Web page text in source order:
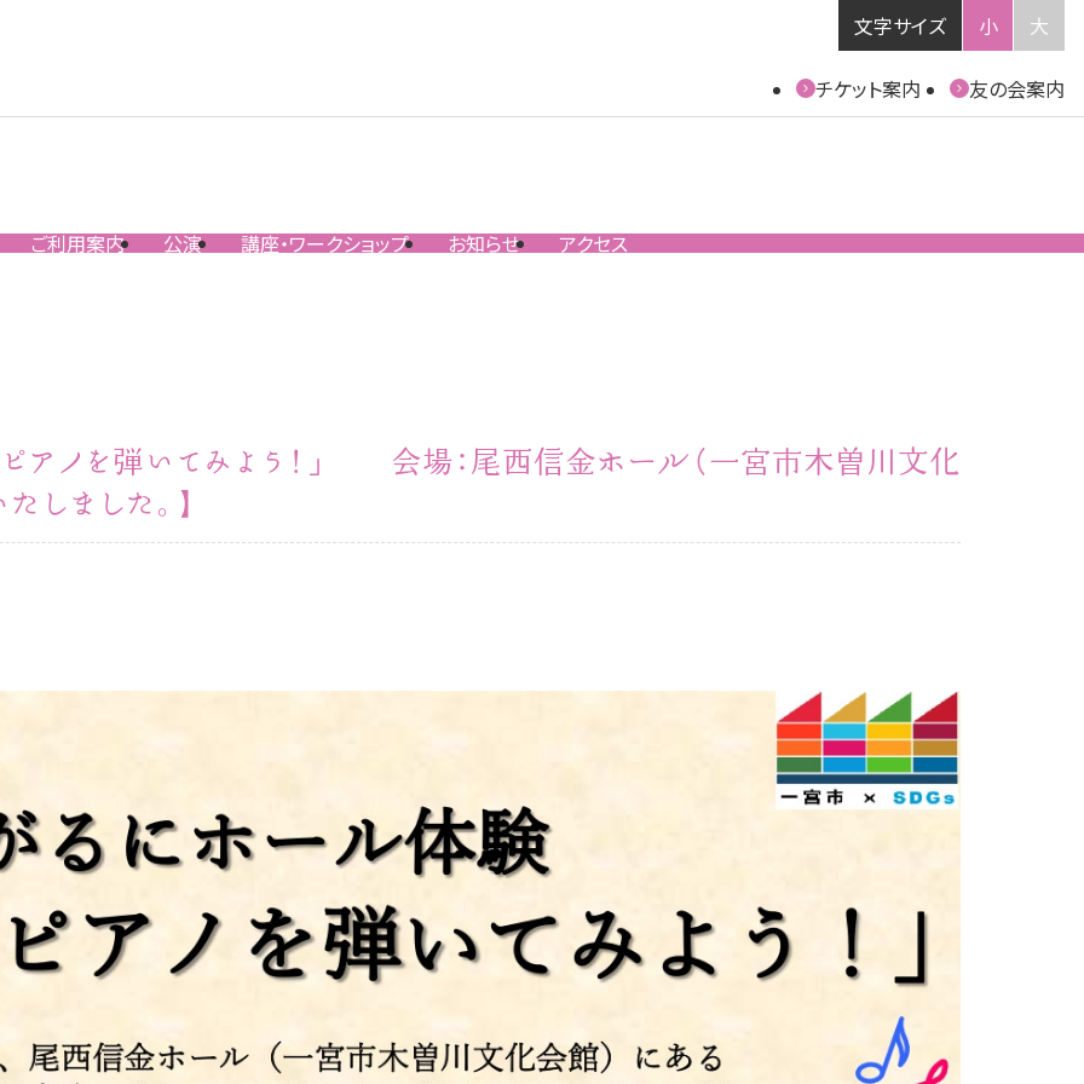
文字サイズ 小 大
チケット案内 友の会案内
ご利用案内 公演 講座・ワークショップ お知らせ アクセス
アノを弾いてみよう！」 会場：尾西信金ホール（一宮市木曽川文化
ました。】